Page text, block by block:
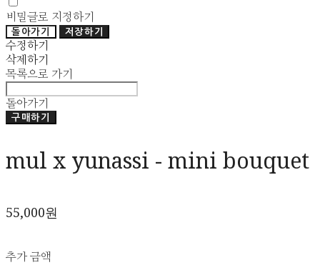
비밀글로 지정하기
돌아가기 저장하기
수정하기
삭제하기
목록으로 가기
돌아가기
구매하기
mul x yunassi - mini bouquet
55,000원
추가 금액